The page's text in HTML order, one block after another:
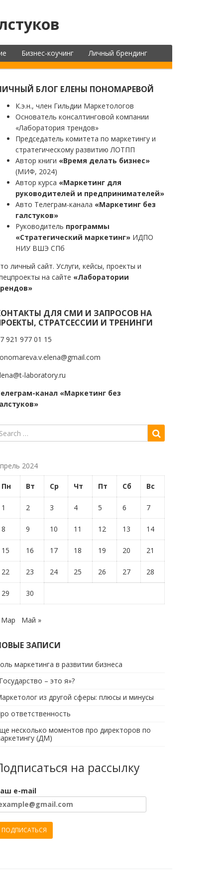
Бизнес-коучинг Личный брендинг
БЛОГ ЕЛЕНЫ ПОНОМАРЕВОЙ
К.э.н., член Гильдии Маркетологов
Основатель консалтинговой компании
«Лаборатория трендов»
Председатель комитета по маркетингу и
стратегическому развитию ЛОТПП
Автор книги «Время делать бизнес»
(МИФ, 2024)
Автор курса «Маркетинг для
руководителей и предпринимателей»
Авто Телеграм-канала «Маркетинг без
галстуков»
Руководитель программы
«Стратегический маркетинг» ИДПО
НИУ ВШЭ СПб
личный сайт. Услуги, кейсы, проекты и
на сайте «Лаборатории
ДЛЯ СМИ И ЗАПРОСОВ НА
СТРАТСЕССИИ И ТРЕНИНГИ
921 977 01 15
laboratory.ru
канал «Маркетинг без
2024
Пн Вт Ср Чт Пт Сб Вс
1 2 3 4 5 6 7
8 9 10 11 12 13 14
15 16 17 18 19 20 21
22 23 24 25 26 27 28
29 30
Мар Май »
ЗАПИСИ
маркетинга в развитии бизнеса
– это я»?
из другой сферы: плюсы и минусы
ответственность
несколько моментов про директоров по
(ДМ)
на рассылку
e-mail